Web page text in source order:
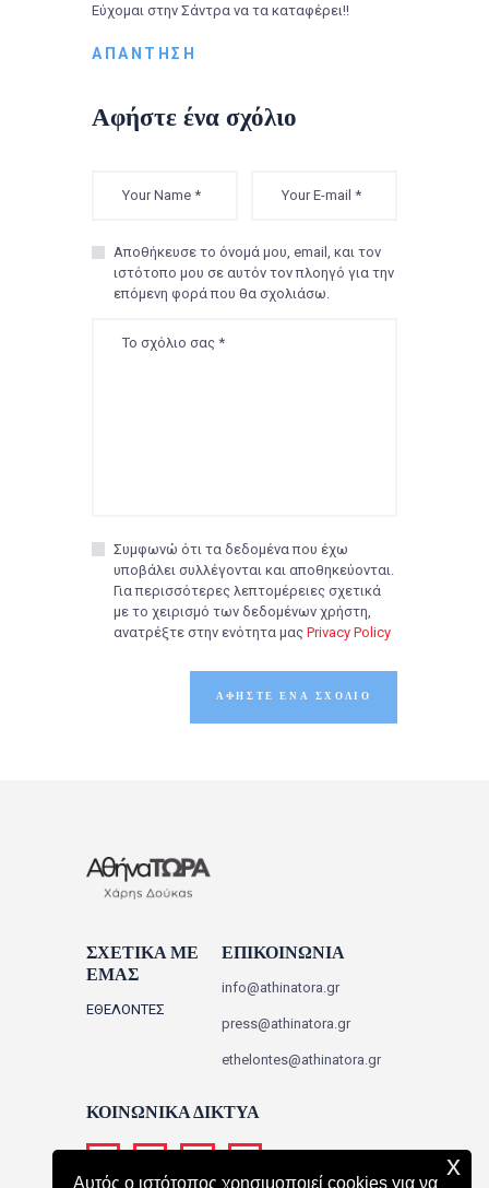
Εύχομαι στην Σάντρα να τα καταφέρει!!
ΑΠΆΝΤΗΣΗ
Αφήστε ένα σχόλιο
Αποθήκευσε το όνομά μου, email, και τον
ιστότοπο μου σε αυτόν τον πλοηγό για την
επόμενη φορά που θα σχολιάσω.
Συμφωνώ ότι τα δεδομένα που έχω
υποβάλει συλλέγονται και αποθηκεύονται.
Για περισσότερες λεπτομέρειες σχετικά
με το χειρισμό των δεδομένων χρήστη,
ανατρέξτε στην ενότητα μας Privacy Policy
ΣΧΕΤΙΚΑ ΜΕ
ΕΜΑΣ
ΕΘΕΛΟΝΤΕΣ
ΕΠΙΚΟΙΝΩΝΙΑ
info@athinatora.gr
press@athinatora.gr
ethelontes@athinatora.gr
ΚΟΙΝΩΝΙΚΑ ΔΙΚΤΥΑ
Αυτός ο ιστότοπος χρησιμοποιεί cookies για να
x